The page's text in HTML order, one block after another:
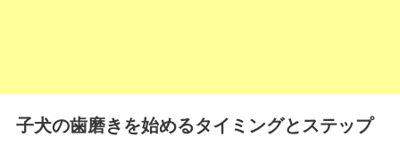
子犬の歯磨きを始めるタイミングとステップ